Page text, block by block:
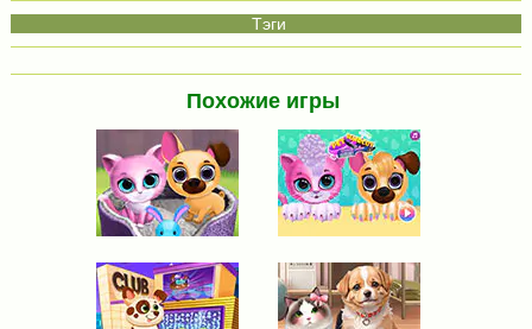
Похожие игры